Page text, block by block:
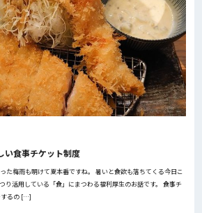
い食事チケット制度
た梅雨も明けて夏本番ですね。 暑いと食欲も落ちてくる今日こ
り活用している「食」にまつわる福利厚生のお話です。 食事チ
するの […]